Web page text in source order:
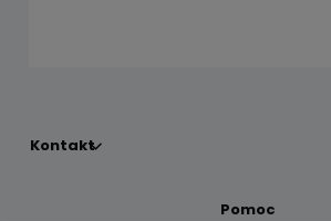
Kontakt
Pomoc